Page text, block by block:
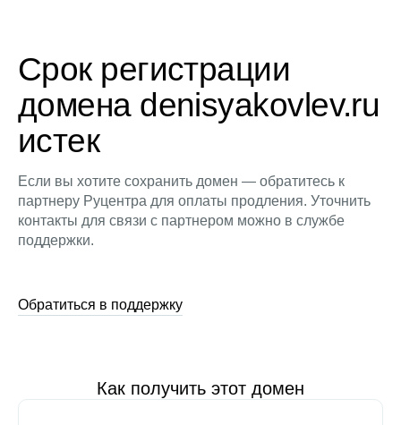
Срок регистрации
домена denisyakovlev.ru
истек
Если вы хотите сохранить домен — обратитесь к
партнеру Руцентра для оплаты продления. Уточнить
контакты для связи с партнером можно в службе
поддержки.
Обратиться в поддержку
Как получить этот домен